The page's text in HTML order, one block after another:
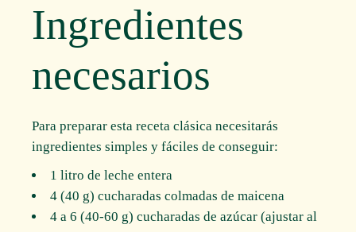
Ingredientes
necesarios
Para preparar esta receta clásica necesitarás
ingredientes simples y fáciles de conseguir:
1 litro de leche entera
4 (40 g) cucharadas colmadas de maicena
4 a 6 (40-60 g) cucharadas de azúcar (ajustar al